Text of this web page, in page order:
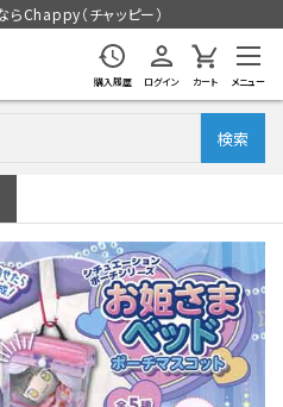
Chappy（チャッピー）
購入履歴 ログイン カート メニュー
検索
会員登録
チェック